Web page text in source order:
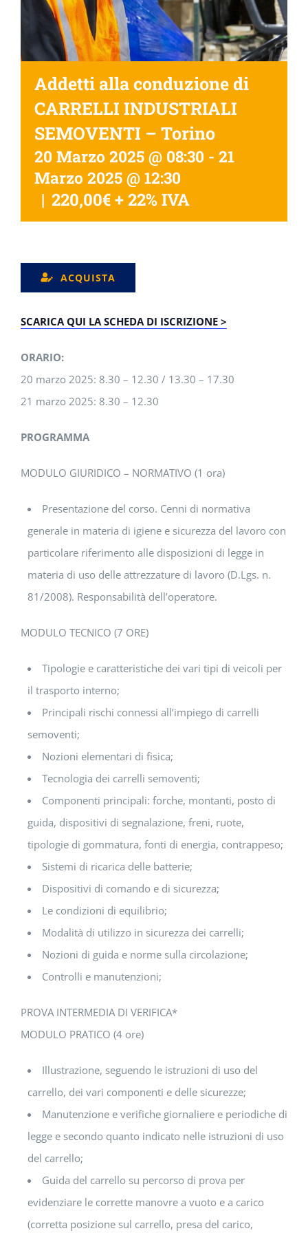
Addetti alla conduzione di
CARRELLI INDUSTRIALI
SEMOVENTI – Torino
20 Marzo 2025 @ 08:30 - 21
Marzo 2025 @ 12:30
| 220,00€ + 22% IVA
ACQUISTA
SCARICA QUI LA SCHEDA DI ISCRIZIONE >
ORARIO:
20 marzo 2025: 8.30 – 12.30 / 13.30 – 17.30
21 marzo 2025: 8.30 – 12.30
PROGRAMMA
MODULO GIURIDICO – NORMATIVO (1 ora)
Presentazione del corso. Cenni di normativa
generale in materia di igiene e sicurezza del lavoro con
particolare riferimento alle disposizioni di legge in
materia di uso delle attrezzature di lavoro (D.Lgs. n.
81/2008). Responsabilità dell’operatore.
MODULO TECNICO (7 ORE)
Tipologie e caratteristiche dei vari tipi di veicoli per
il trasporto interno;
Principali rischi connessi all’impiego di carrelli
semoventi;
Nozioni elementari di fisica;
Tecnologia dei carrelli semoventi;
Componenti principali: forche, montanti, posto di
guida, dispositivi di segnalazione, freni, ruote,
tipologie di gommatura, fonti di energia, contrappeso;
Sistemi di ricarica delle batterie;
Dispositivi di comando e di sicurezza;
Le condizioni di equilibrio;
Modalità di utilizzo in sicurezza dei carrelli;
Nozioni di guida e norme sulla circolazione;
Controlli e manutenzioni;
PROVA INTERMEDIA DI VERIFICA*
MODULO PRATICO (4 ore)
Illustrazione, seguendo le istruzioni di uso del
carrello, dei vari componenti e delle sicurezze;
Manutenzione e verifiche giornaliere e periodiche di
legge e secondo quanto indicato nelle istruzioni di uso
del carrello;
Guida del carrello su percorso di prova per
evidenziare le corrette manovre a vuoto e a carico
(corretta posizione sul carrello, presa del carico,